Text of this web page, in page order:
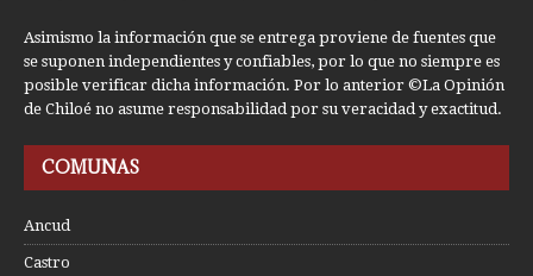
Asimismo la información que se entrega proviene de fuentes que
se suponen independientes y confiables, por lo que no siempre es
posible verificar dicha información. Por lo anterior ©La Opinión
de Chiloé no asume responsabilidad por su veracidad y exactitud.
COMUNAS
Ancud
Castro